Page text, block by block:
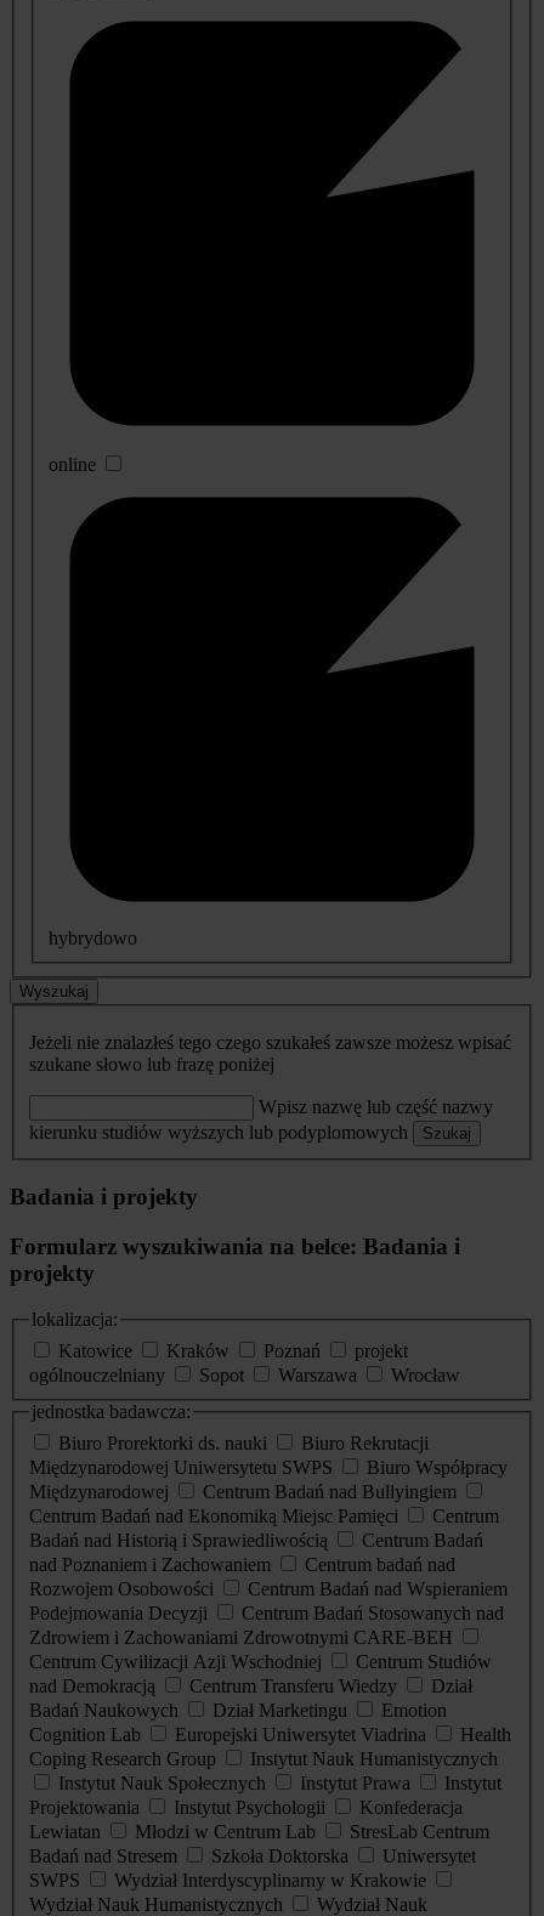
online
hybrydowo
Wyszukaj
Jeżeli nie znalazłeś tego czego szukałeś zawsze możesz wpisać
szukane słowo lub frazę poniżej
Wpisz nazwę lub część nazwy
kierunku studiów wyższych lub podyplomowych
Szukaj
Badania i projekty
Formularz wyszukiwania na belce: Badania i
projekty
lokalizacja:
Katowice
Kraków Poznań
projekt
ogólnouczelniany
Sopot Warszawa
Wrocław
jednostka badawcza:
Biuro Prorektorki ds. nauki
Biuro Rekrutacji
Międzynarodowej Uniwersytetu SWPS
Biuro Współpracy
Międzynarodowej
Centrum Badań nad Bullyingiem
Centrum Badań nad Ekonomiką Miejsc Pamięci
Centrum
Badań nad Historią i Sprawiedliwością
Centrum Badań
nad Poznaniem i Zachowaniem
Centrum badań nad
Rozwojem Osobowości
Centrum Badań nad Wspieraniem
Podejmowania Decyzji
Centrum Badań Stosowanych nad
Zdrowiem i Zachowaniami Zdrowotnymi CARE-BEH
Centrum Cywilizacji Azji Wschodniej
Centrum Studiów
nad Demokracją
Centrum Transferu Wiedzy
Dział
Badań Naukowych
Dział Marketingu
Emotion
Cognition Lab
Europejski Uniwersytet Viadrina
Health
Coping Research Group
Instytut Nauk Humanistycznych
Instytut Nauk Społecznych
Instytut Prawa
Instytut
Projektowania
Instytut Psychologii
Konfederacja
Lewiatan
Młodzi w Centrum Lab
StresLab Centrum
Badań nad Stresem
Szkoła Doktorska
Uniwersytet
SWPS
Wydział Interdyscyplinarny w Krakowie
Wydział Nauk Humanistycznych
Wydział Nauk